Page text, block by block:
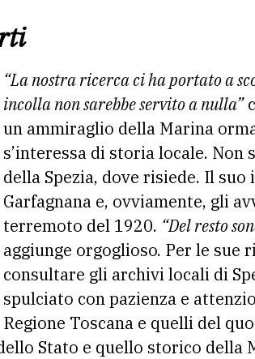
“La nostra ricerca ci ha portato a
incolla non sarebbe servito a nulla”
un ammiraglio della Marina
s’interessa di storia locale. Non
della Spezia, dove risiede. Il
Garfagnana e, ovviamente, gli
terremoto del 1920. “Del resto
aggiunge orgoglioso. Per le sue
consultare gli archivi locali di
spulciato con pazienza e
Regione Toscana e quelli del
Stato e quello storico della